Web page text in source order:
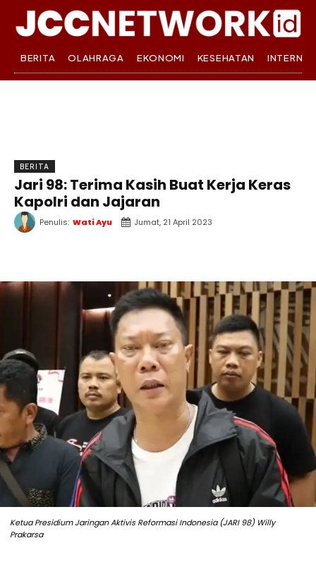
BERITA OLAHRAGA EKONOMI KESEHATAN
BERITA
Jari 98: Terima Kasih Buat Kerja Keras
Kapolri dan Jajaran
Penulis: Wati Ayu Jumat, 21 April 2023
Ketua Presidium Jaringan Aktivis Reformasi Indonesia (JARI 98) Willy
Prakarsa